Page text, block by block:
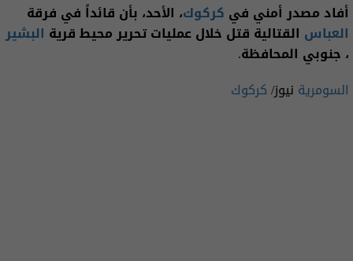
أفاد مصدر أمني في كركوك، الأحد، بأن قائداً في فرقة
العباس القتالية قتل خلال عمليات تحرير محيط قرية البشير
، جنوبي المحافظة.
السومرية نيوز/كركوك